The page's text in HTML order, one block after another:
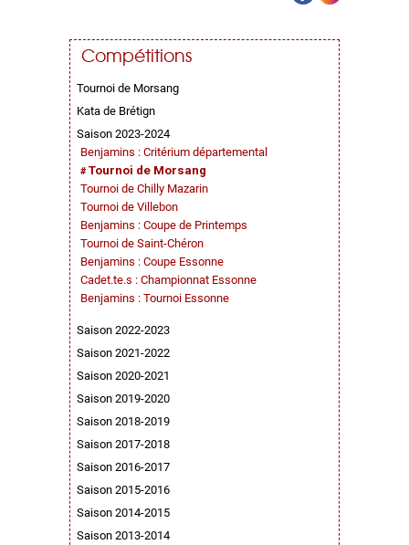
Compétitions
Tournoi de Morsang
Kata de Brétign
Saison 2023-2024
Benjamins : Critérium départemental
Tournoi de Morsang
Tournoi de Chilly Mazarin
Tournoi de Villebon
Benjamins : Coupe de Printemps
Tournoi de Saint-Chéron
Benjamins : Coupe Essonne
Cadet.te.s : Championnat Essonne
Benjamins : Tournoi Essonne
Saison 2022-2023
Saison 2021-2022
Saison 2020-2021
Saison 2019-2020
Saison 2018-2019
Saison 2017-2018
Saison 2016-2017
Saison 2015-2016
Saison 2014-2015
Saison 2013-2014